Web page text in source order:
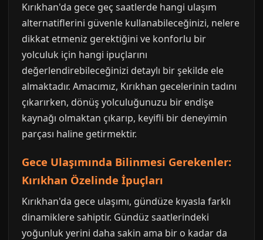
Kırıkhan'da gece geç saatlerde hangi ulaşım
alternatiflerini güvenle kullanabileceğinizi, nelere
dikkat etmeniz gerektiğini ve konforlu bir
yolculuk için hangi ipuçlarını
değerlendirebileceğinizi detaylı bir şekilde ele
almaktadır. Amacımız, Kırıkhan gecelerinin tadını
çıkarırken, dönüş yolculuğunuzu bir endişe
kaynağı olmaktan çıkarıp, keyifli bir deneyimin
parçası haline getirmektir.
Gece Ulaşımında Bilinmesi Gerekenler:
Kırıkhan Özelinde İpuçları
Kırıkhan'da gece ulaşımı, gündüze kıyasla farklı
dinamiklere sahiptir. Gündüz saatlerindeki
yoğunluk yerini daha sakin ama bir o kadar da